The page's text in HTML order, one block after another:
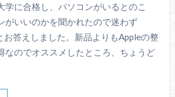
学に合格し、パソコンがいるとのこ
がいいのかを聞かれたので迷わず
お答えしました。新品よりもAppleの整
なのでオススメしたところ、ちょうど